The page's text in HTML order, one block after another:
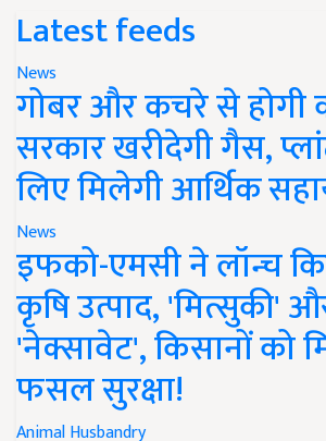
Latest feeds
News
गोबर और कचरे से होगी
सरकार खरीदेगी गैस,
लिए मिलेगी आर्थिक
News
इफको-एमसी ने लॉन्च
कृषि उत्पाद, 'मित्सुकी'
'नेक्सावेट', किसानों को
फसल सुरक्षा!
Animal Husbandry